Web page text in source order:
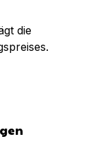
die